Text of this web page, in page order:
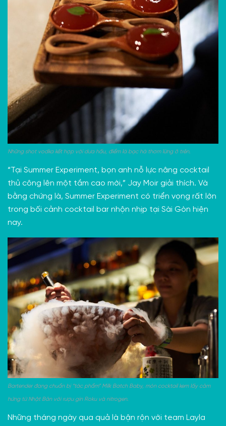
Những shot vodka kết hợp với dưa hấu, điểm lá bạc hà thơm lừng ở trên.
“Tại Summer Experiment, bọn anh nỗ lực nâng cocktail
thủ công lên một tầm cao mới,” Jay Moir giải thích. Và
bằng chứng là, Summer Experiment có triển vọng rất lớn
trong bối cảnh cocktail bar nhộn nhịp tại Sài Gòn hiện
nay.
Bartender đang chuẩn bị “tác phẩm” Milk Batch Baby, món cocktail kem lấy cảm
hứng từ Nhật Bản với rượu gin Roku và nitrogen.
Những tháng ngày qua quả là bận rộn với team Layla